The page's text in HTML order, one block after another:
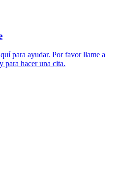
para ayudar. Por favor llame a
para hacer una cita.